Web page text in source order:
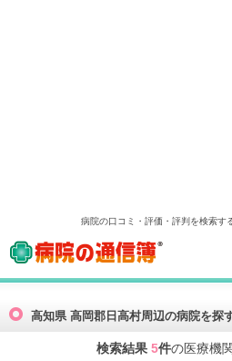
病院の口コミ・評価・評判を検索す
病院の通信簿
高知県 高岡郡日高村周辺の病院を探
検索結果 5件の医療機